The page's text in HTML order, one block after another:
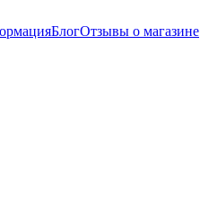
БлогОтзывы о магазине